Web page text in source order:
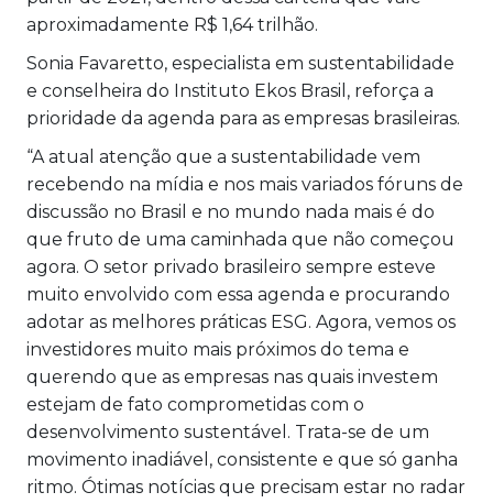
aproximadamente R$ 1,64 trilhão.
Sonia Favaretto, especialista em sustentabilidade
e conselheira do Instituto Ekos Brasil, reforça a
prioridade da agenda para as empresas brasileiras.
“A atual atenção que a sustentabilidade vem
recebendo na mídia e nos mais variados fóruns de
discussão no Brasil e no mundo nada mais é do
que fruto de uma caminhada que não começou
agora. O setor privado brasileiro sempre esteve
muito envolvido com essa agenda e procurando
adotar as melhores práticas ESG. Agora, vemos os
investidores muito mais próximos do tema e
querendo que as empresas nas quais investem
estejam de fato comprometidas com o
desenvolvimento sustentável. Trata-se de um
movimento inadiável, consistente e que só ganha
ritmo. Ótimas notícias que precisam estar no radar